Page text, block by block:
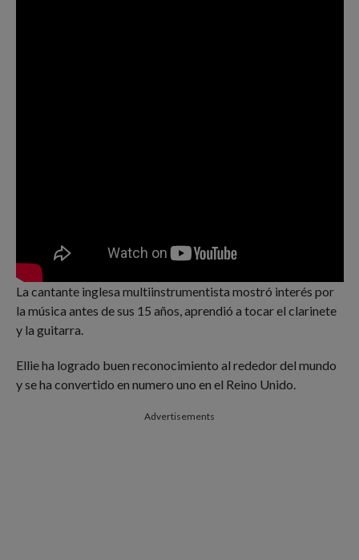
La cantante inglesa multiinstrumentista mostró interés por
la música antes de sus 15 años, aprendió a tocar el clarinete
y la guitarra.
Ellie ha logrado buen reconocimiento al rededor del mundo
y se ha convertido en numero uno en el Reino Unido.
Advertisements